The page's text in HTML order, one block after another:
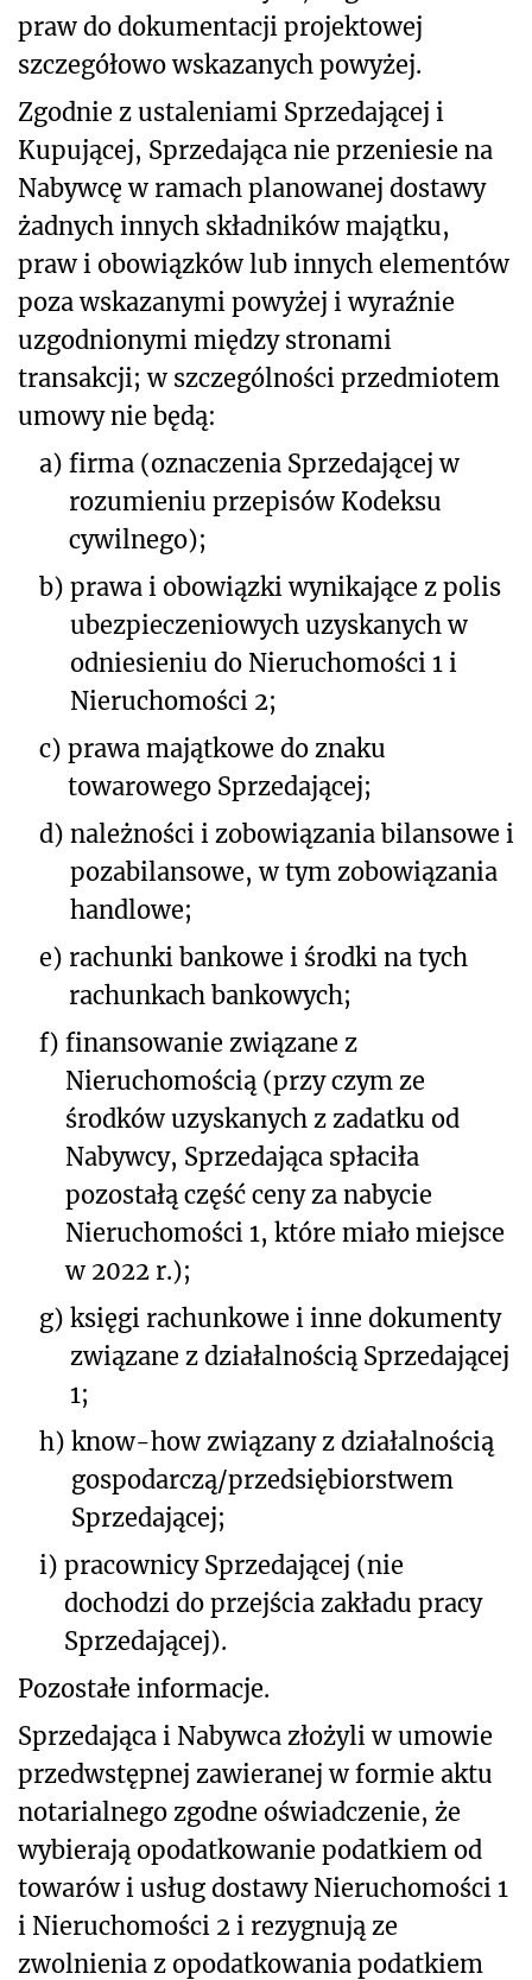
praw do dokumentacji projektowej
szczegółowo wskazanych powyżej.
Zgodnie z ustaleniami Sprzedającej i
Kupującej, Sprzedająca nie przeniesie na
Nabywcę w ramach planowanej dostawy
żadnych innych składników majątku,
praw i obowiązków lub innych elementów
poza wskazanymi powyżej i wyraźnie
uzgodnionymi między stronami
transakcji; w szczególności przedmiotem
umowy nie będą:
a) firma (oznaczenia Sprzedającej w
rozumieniu przepisów Kodeksu
cywilnego);
b) prawa i obowiązki wynikające z polis
ubezpieczeniowych uzyskanych w
odniesieniu do Nieruchomości 1 i
Nieruchomości 2;
c) prawa majątkowe do znaku
towarowego Sprzedającej;
d) należności i zobowiązania bilansowe i
pozabilansowe, w tym zobowiązania
handlowe;
e) rachunki bankowe i środki na tych
rachunkach bankowych;
f) finansowanie związane z
Nieruchomością (przy czym ze
środków uzyskanych z zadatku od
Nabywcy, Sprzedająca spłaciła
pozostałą część ceny za nabycie
Nieruchomości 1, które miało miejsce
w 2022 r.);
g) księgi rachunkowe i inne dokumenty
związane z działalnością Sprzedającej
1;
h) know-how związany z działalnością
gospodarczą/przedsiębiorstwem
Sprzedającej;
i) pracownicy Sprzedającej (nie
dochodzi do przejścia zakładu pracy
Sprzedającej).
Pozostałe informacje.
Sprzedająca i Nabywca złożyli w umowie
przedwstępnej zawieranej w formie aktu
notarialnego zgodne oświadczenie, że
wybierają opodatkowanie podatkiem od
towarów i usług dostawy Nieruchomości 1
i Nieruchomości 2 i rezygnują ze
zwolnienia z opodatkowania podatkiem